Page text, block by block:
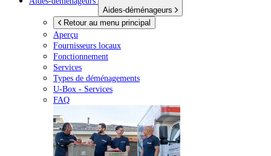
Aides-déménageurs
Retour au menu principal
Aperçu
Fournisseurs locaux
Fonctionnement
Services
Types de déménagements
U-Box - Services
FAQ